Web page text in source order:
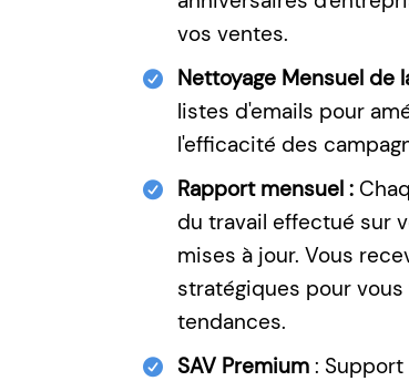
vos ventes.
Nettoyage Mensuel de
listes d'emails pour
l'efficacité des
Rapport mensuel :
du travail effectué sur
mises à jour. Vous
stratégiques pour
tendances.
SAV Premium: Support